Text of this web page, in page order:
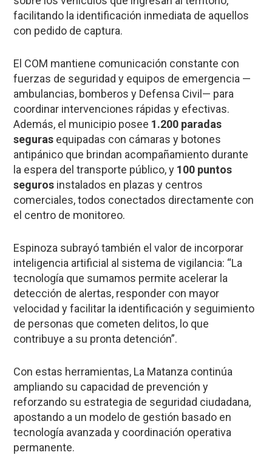
facilitando la identificación inmediata de aquellos
con pedido de captura.
El COM mantiene comunicación constante con
fuerzas de seguridad y equipos de emergencia —
ambulancias, bomberos y Defensa Civil— para
coordinar intervenciones rápidas y efectivas.
Además, el municipio posee 1.200 paradas
seguras equipadas con cámaras y botones
antipánico que brindan acompañamiento durante
la espera del transporte público, y 100 puntos
seguros instalados en plazas y centros
comerciales, todos conectados directamente con
el centro de monitoreo.
Espinoza subrayó también el valor de incorporar
inteligencia artificial al sistema de vigilancia: “La
tecnología que sumamos permite acelerar la
detección de alertas, responder con mayor
velocidad y facilitar la identificación y seguimiento
de personas que cometen delitos, lo que
contribuye a su pronta detención”.
Con estas herramientas, La Matanza continúa
ampliando su capacidad de prevención y
reforzando su estrategia de seguridad ciudadana,
apostando a un modelo de gestión basado en
tecnología avanzada y coordinación operativa
permanente.